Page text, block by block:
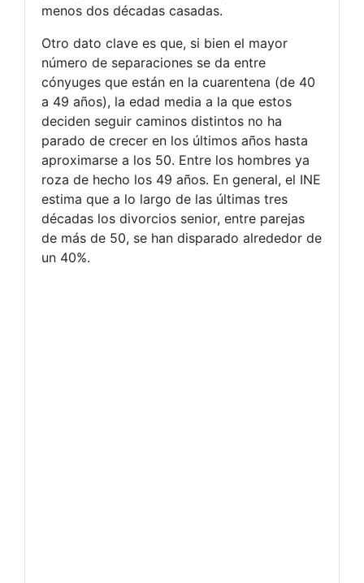
menos dos décadas casadas.
Otro dato clave es que, si bien el mayor
número de separaciones se da entre
cónyuges que están en la cuarentena (de 40
a 49 años), la edad media a la que estos
deciden seguir caminos distintos no ha
parado de crecer en los últimos años hasta
aproximarse a los 50. Entre los hombres ya
roza de hecho los 49 años. En general, el INE
estima que a lo largo de las últimas tres
décadas los divorcios senior, entre parejas
de más de 50, se han disparado alrededor de
un 40%.